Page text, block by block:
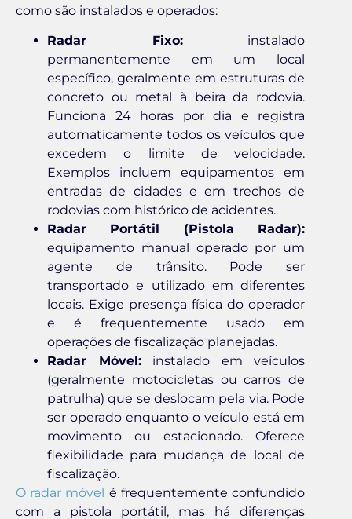
como são instalados e operados:
Radar Fixo:instalado
permanentemente em um local
específico, geralmente em estruturas de
concreto ou metal à beira da rodovia.
Funciona 24 horas por dia e registra
automaticamente todos os veículos que
excedem o limite de velocidade.
Exemplos incluem equipamentos em
entradas de cidades e em trechos de
rodovias com histórico de acidentes.
Radar Portátil (Pistola Radar):
equipamento manual operado por um
agente de trânsito. Pode ser
transportado e utilizado em diferentes
locais. Exige presença física do operador
e é frequentemente usado em
operações de fiscalização planejadas.
Radar Móvel:instalado em veículos
(geralmente motocicletas ou carros de
patrulha) que se deslocam pela via. Pode
ser operado enquanto o veículo está em
movimento ou estacionado. Oferece
flexibilidade para mudança de local de
fiscalização.
O radar móvel é frequentemente confundido
com a pistola portátil, mas há diferenças